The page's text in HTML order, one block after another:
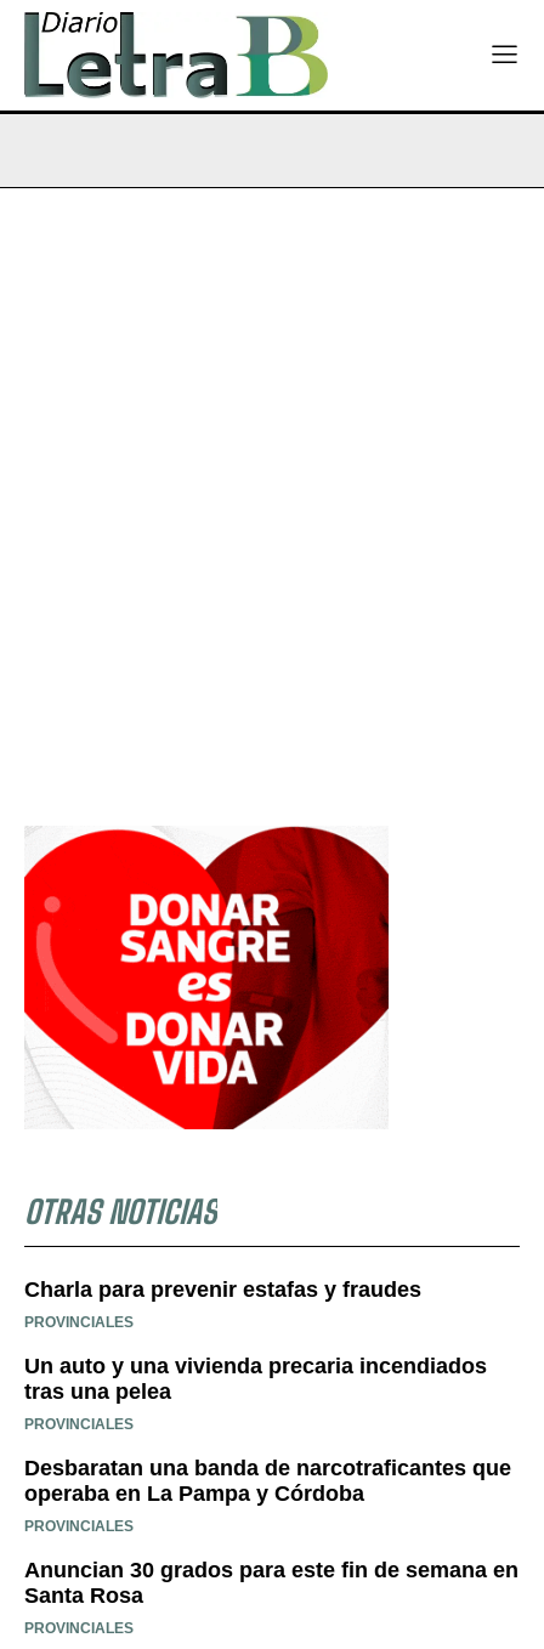
OTRAS NOTICIAS
Charla para prevenir estafas y fraudes
PROVINCIALES
Un auto y una vivienda precaria incendiados
tras una pelea
PROVINCIALES
Desbaratan una banda de narcotraficantes que
operaba en La Pampa y Córdoba
PROVINCIALES
Anuncian 30 grados para este fin de semana en
Santa Rosa
PROVINCIALES